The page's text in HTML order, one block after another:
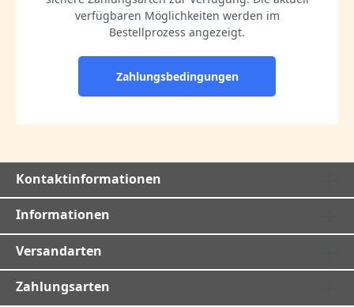
verfügbaren Möglichkeiten werden im
Bestellprozess angezeigt.
Zahlungsbedingungen
Kontaktinformationen
Informationen
Versandarten
Zahlungsarten